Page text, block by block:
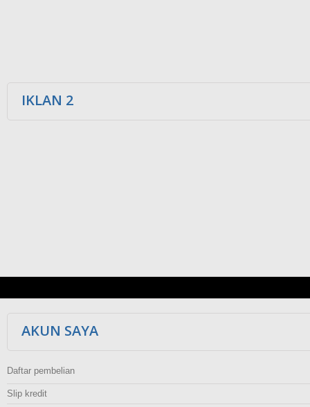
IKLAN 2
AKUN SAYA
Daftar pembelian
Slip kredit